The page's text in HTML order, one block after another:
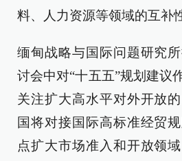
料、人力资源等领域的互补
缅甸战略与国际问题研究
讨会中对“十五五”规划建议
关注扩大高水平对外开放
国将对接国际高标准经贸
点扩大市场准入和开放领